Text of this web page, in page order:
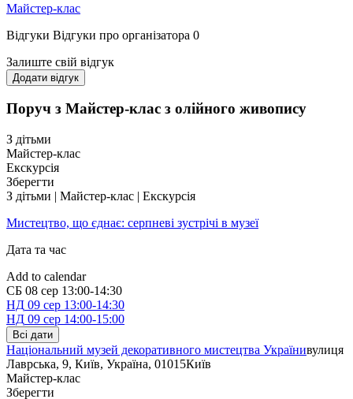
Майстер-клас
Відгуки Відгуки про організатора 0
Залиште свій відгук
Додати відгук
Поруч з Майстер-клас з олійного живопису
З дітьми
Майстер-клас
Екскурсія
Зберегти
З дітьми | Майстер-клас | Екскурсія
Мистецтво, що єднає: серпневі зустрічі в музеї
Дата та час
Add to calendar
СБ 08 сер 13:00-14:30
НД 09 сер 13:00-14:30
НД 09 сер 14:00-15:00
Всі дати
Національний музей декоративного мистецтва Українивулиця
Лаврська, 9, Київ, Україна, 01015Київ
Майстер-клас
Зберегти